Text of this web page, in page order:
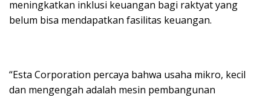
meningkatkan inklusi keuangan bagi raktyat yang
belum bisa mendapatkan fasilitas keuangan.
“Esta Corporation percaya bahwa usaha mikro, kecil
dan mengengah adalah mesin pembangunan